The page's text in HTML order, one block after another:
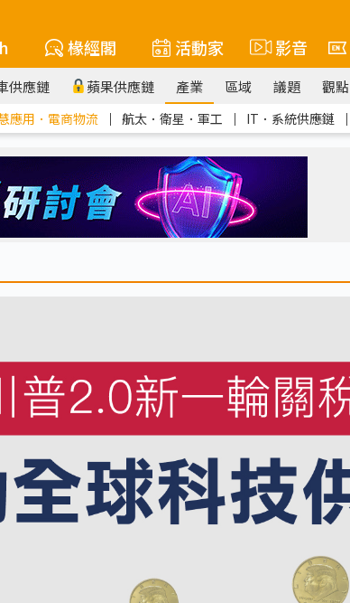
椽經閣 活動家 影音
供應鏈 蘋果供應鏈 產業 區域 議題 觀點
應用．電商物流 ｜ 航太．衛星．軍工 ｜ IT．系統供應鏈 ｜